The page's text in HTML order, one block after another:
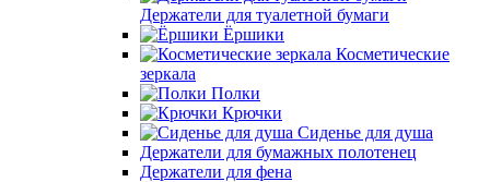
Держатели для туалетной бумаги
Ёршики
Косметические
зеркала
Полки
Крючки
Сиденье для душа
Держатели для бумажных полотенец
Держатели для фена